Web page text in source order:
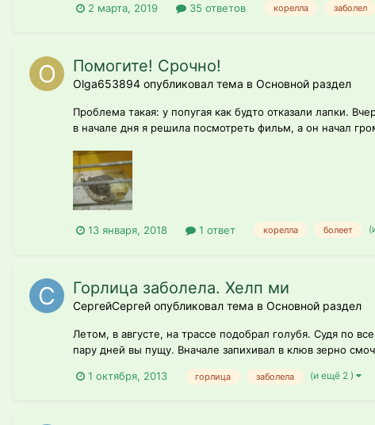
2 марта, 2019 35 ответов корелла заболел
Помогите! Срочно!
Olga653894 опубликовал тема в Основной раздел
Проблема такая: у попугая как будто отказали лапки.
в начале дня я решила посмотреть фильм, а он начал
13 января, 2018 1 ответ корелла болеет
Горлица заболела. Хелп ми
СергейСергей опубликовал тема в Основной раздел
Летом, в августе, на трассе подобрал голубя. Судя по
пару дней вы пущу. Вначале запихивал в клюв зерно
1 октября, 2013 горлица заболела (и ещё 2 )